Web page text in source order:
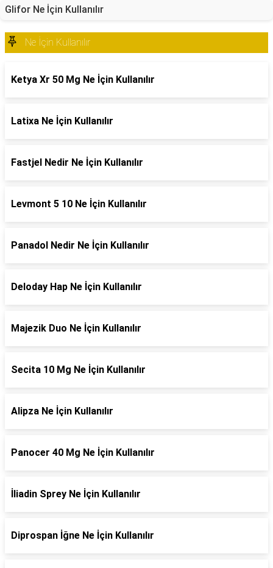
Glifor Ne İçin Kullanılır
Ne İçin Kullanılır
Ketya Xr 50 Mg Ne İçin Kullanılır
Latixa Ne İçin Kullanılır
Fastjel Nedir Ne İçin Kullanılır
Levmont 5 10 Ne İçin Kullanılır
Panadol Nedir Ne İçin Kullanılır
Deloday Hap Ne İçin Kullanılır
Majezik Duo Ne İçin Kullanılır
Secita 10 Mg Ne İçin Kullanılır
Alipza Ne İçin Kullanılır
Panocer 40 Mg Ne İçin Kullanılır
İliadin Sprey Ne İçin Kullanılır
Diprospan İğne Ne İçin Kullanılır